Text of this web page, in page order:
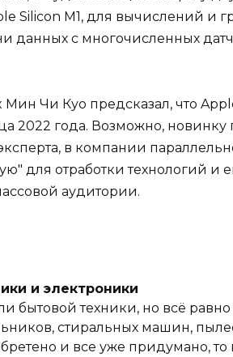
Silicon M1, для вычислений и
данных с многочисленных
Мин Чи Куо предсказал, что
2022 года. Возможно, новинку
в компании
для отработки технологий и
аудитории.
и электроники
бытовой техники, но всё
стиральных машин,
и все уже придумано, то